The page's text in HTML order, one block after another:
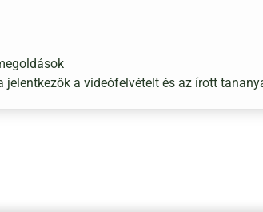
jelentkezők a videófelvételt és az írott